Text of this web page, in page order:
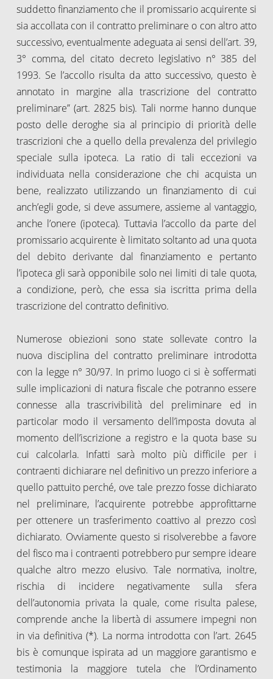
suddetto finanziamento che il promissario acquirente si
sia accollata con il contratto preliminare o con altro atto
successivo, eventualmente adeguata ai sensi dell’art. 39,
3° comma, del citato decreto legislativo n° 385 del
1993. Se l’accollo risulta da atto successivo, questo è
annotato in margine alla trascrizione del contratto
preliminare” (art. 2825 bis). Tali norme hanno dunque
posto delle deroghe sia al principio di priorità delle
trascrizioni che a quello della prevalenza del privilegio
speciale sulla ipoteca. La ratio di tali eccezioni va
individuata nella considerazione che chi acquista un
bene, realizzato utilizzando un finanziamento di cui
anch’egli gode, si deve assumere, assieme al vantaggio,
anche l’onere (ipoteca). Tuttavia l’accollo da parte del
promissario acquirente è limitato soltanto ad una quota
del debito derivante dal finanziamento e pertanto
l’ipoteca gli sarà opponibile solo nei limiti di tale quota,
a condizione, però, che essa sia iscritta prima della
trascrizione del contratto definitivo.
Numerose obiezioni sono state sollevate contro la
nuova disciplina del contratto preliminare introdotta
con la legge n° 30/97. In primo luogo ci si è soffermati
sulle implicazioni di natura fiscale che potranno essere
connesse alla trascrivibilità del preliminare ed in
particolar modo il versamento dell’imposta dovuta al
momento dell’iscrizione a registro e la quota base su
cui calcolarla. Infatti sarà molto più difficile per i
contraenti dichiarare nel definitivo un prezzo inferiore a
quello pattuito perché, ove tale prezzo fosse dichiarato
nel preliminare, l’acquirente potrebbe approfittarne
per ottenere un trasferimento coattivo al prezzo così
dichiarato. Ovviamente questo si risolverebbe a favore
del fisco ma i contraenti potrebbero pur sempre ideare
qualche altro mezzo elusivo. Tale normativa, inoltre,
rischia di incidere negativamente sulla sfera
dell’autonomia privata la quale, come risulta palese,
comprende anche la libertà di assumere impegni non
in via definitiva (*). La norma introdotta con l’art. 2645
bis è comunque ispirata ad un maggiore garantismo e
testimonia la maggiore tutela che l’Ordinamento